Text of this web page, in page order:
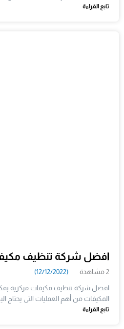
تابع القراءة
افضل شركة تنظيف
2 مشاهدة (12/12/2022)
افضل شركة تنظيف مكيفات مركزية
المكيفات من أهم العمليات التى يحتاج
تابع القراءة